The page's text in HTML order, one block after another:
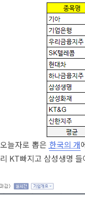
오늘자로 뽑은 한국의 개
리 KT빠지고 삼성생명